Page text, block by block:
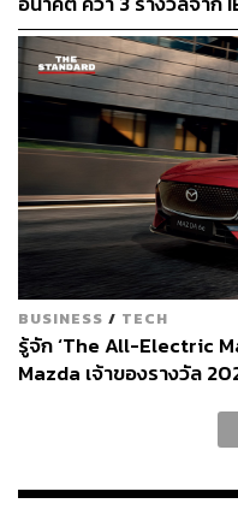
BUSINESS / TECH
รู้จัก ‘The All-Electric
Mazda เจ้าของรางวัล